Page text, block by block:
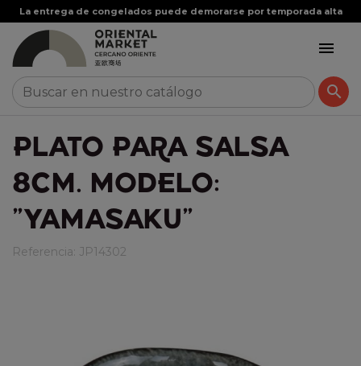
La entrega de congelados puede demorarse por temporada alta


PLATO PARA SALSA
8CM. MODELO:
"YAMASAKU"
Referencia: JP14302